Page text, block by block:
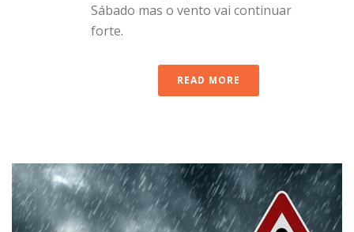
Sábado mas o vento vai continuar
forte.
READ MORE